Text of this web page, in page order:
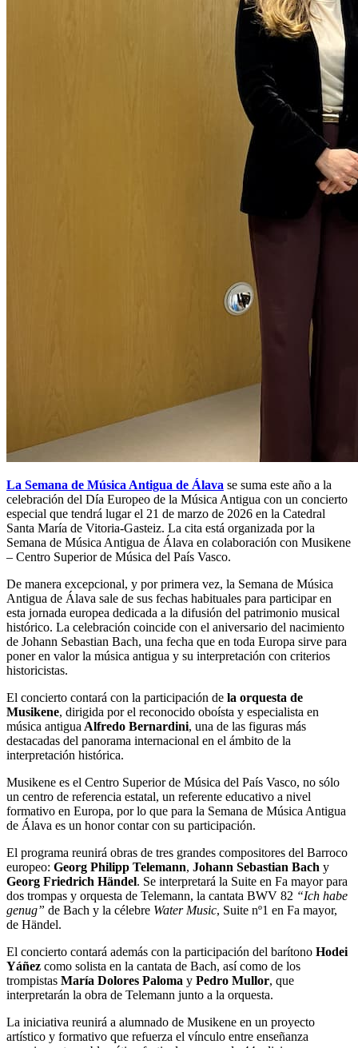
La Semana de Música Antigua de Álava se suma este año a la
celebración del Día Europeo de la Música Antigua con un concierto
especial que tendrá lugar el 21 de marzo de 2026 en la Catedral
Santa María de Vitoria-Gasteiz. La cita está organizada por la
Semana de Música Antigua de Álava en colaboración con Musikene
– Centro Superior de Música del País Vasco.
De manera excepcional, y por primera vez, la Semana de Música
Antigua de Álava sale de sus fechas habituales para participar en
esta jornada europea dedicada a la difusión del patrimonio musical
histórico. La celebración coincide con el aniversario del nacimiento
de Johann Sebastian Bach, una fecha que en toda Europa sirve para
poner en valor la música antigua y su interpretación con criterios
historicistas.
El concierto contará con la participación de la orquesta de
Musikene, dirigida por el reconocido oboísta y especialista en
música antigua Alfredo Bernardini, una de las figuras más
destacadas del panorama internacional en el ámbito de la
interpretación histórica.
Musikene es el Centro Superior de Música del País Vasco, no sólo
un centro de referencia estatal, un referente educativo a nivel
formativo en Europa, por lo que para la Semana de Música Antigua
de Álava es un honor contar con su participación.
El programa reunirá obras de tres grandes compositores del Barroco
europeo: Georg Philipp Telemann, Johann Sebastian Bach y
Georg Friedrich Händel. Se interpretará la Suite en Fa mayor para
dos trompas y orquesta de Telemann, la cantata BWV 82 “Ich habe
genug” de Bach y la célebre Water Music, Suite nº1 en Fa mayor,
de Händel.
El concierto contará además con la participación del barítono Hodei
Yáñez como solista en la cantata de Bach, así como de los
trompistas María Dolores Paloma y Pedro Mullor, que
interpretarán la obra de Telemann junto a la orquesta.
La iniciativa reunirá a alumnado de Musikene en un proyecto
artístico y formativo que refuerza el vínculo entre enseñanza